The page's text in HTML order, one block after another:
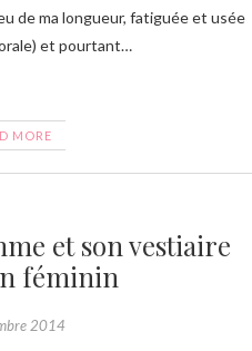
de ma longueur, fatiguée et usée
et pourtant…
MORE
et son vestiaire
féminin
2014